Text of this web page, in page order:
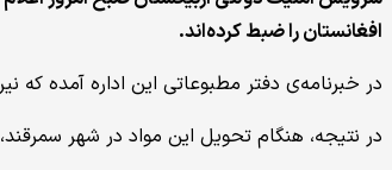
افغانستان را ضبط کرده‌اند.
در خبرنامه‌ی دفتر مطبوعاتی این اداره آمده که نیروهای ازبیکستانی در ولایت
در نتیجه‌، هنگام تحویل این مواد در شهر سمرقند، دو باشنده‌ی محلی متولد سال‌های 1989 و